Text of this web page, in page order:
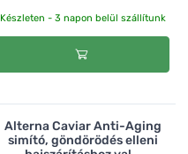
Készleten - 3 napon belül szállítunk
Alterna Caviar Anti-Aging
simító, göndörödés elleni